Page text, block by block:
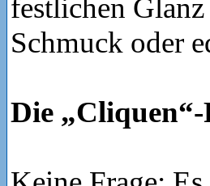
festlichen
Schmuck oder
Die